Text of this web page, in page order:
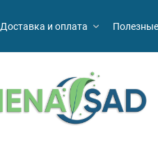
Доставка и оплата